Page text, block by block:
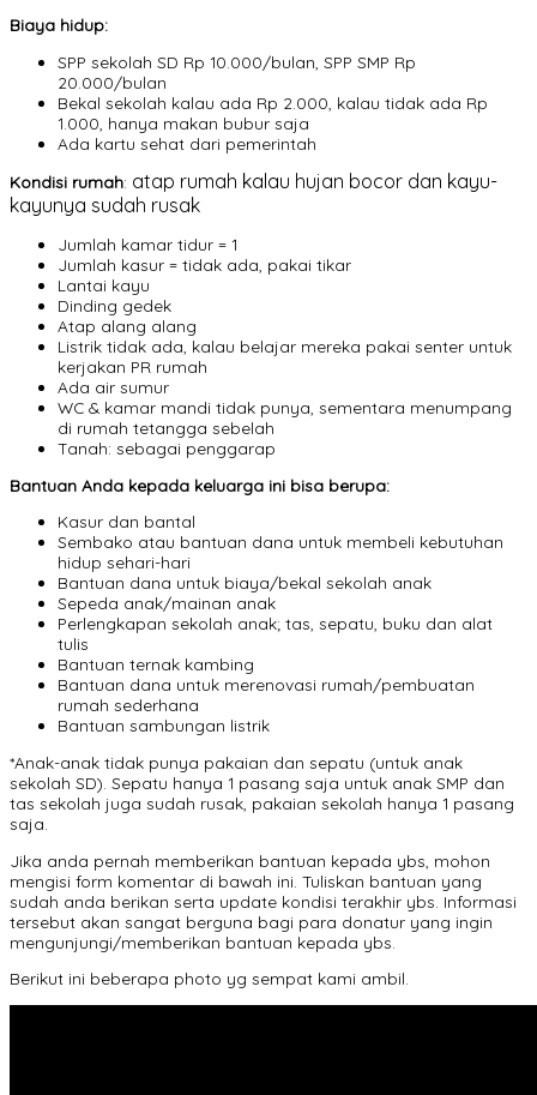
Biaya hidup:
SPP sekolah SD Rp 10.000/bulan, SPP SMP Rp
20.000/bulan
Bekal sekolah kalau ada Rp 2.000, kalau tidak ada Rp
1.000, hanya makan bubur saja
Ada kartu sehat dari pemerintah
Kondisi rumah: atap rumah kalau hujan bocor dan kayu-
kayunya sudah rusak
Jumlah kamar tidur = 1
Jumlah kasur = tidak ada, pakai tikar
Lantai kayu
Dinding gedek
Atap alang alang
Listrik tidak ada, kalau belajar mereka pakai senter untuk
kerjakan PR rumah
Ada air sumur
WC & kamar mandi tidak punya, sementara menumpang
di rumah tetangga sebelah
Tanah: sebagai penggarap
Bantuan Anda kepada keluarga ini bisa berupa:
Kasur dan bantal
Sembako atau bantuan dana untuk membeli kebutuhan
hidup sehari-hari
Bantuan dana untuk biaya/bekal sekolah anak
Sepeda anak/mainan anak
Perlengkapan sekolah anak; tas, sepatu, buku dan alat
tulis
Bantuan ternak kambing
Bantuan dana untuk merenovasi rumah/pembuatan
rumah sederhana
Bantuan sambungan listrik
*Anak-anak tidak punya pakaian dan sepatu (untuk anak
sekolah SD). Sepatu hanya 1 pasang saja untuk anak SMP dan
tas sekolah juga sudah rusak, pakaian sekolah hanya 1 pasang
saja.
Jika anda pernah memberikan bantuan kepada ybs, mohon
mengisi form komentar di bawah ini. Tuliskan bantuan yang
sudah anda berikan serta update kondisi terakhir ybs. Informasi
tersebut akan sangat berguna bagi para donatur yang ingin
mengunjungi/memberikan bantuan kepada ybs.
Berikut ini beberapa photo yg sempat kami ambil.